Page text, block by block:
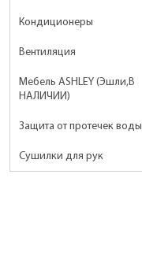
Кондиционеры
Вентиляция
Мебель ASHLEY (Эшли,В
НАЛИЧИИ)
Защита от протечек воды
Сушилки для рук